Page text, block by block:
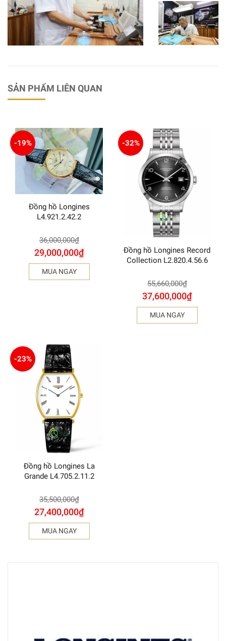
SẢN PHẨM LIÊN QUAN
-19%
Đồng hồ Longines
L4.921.2.42.2
36,000,000₫
29,000,000₫
MUA NGAY
-32%
Đồng hồ Longines Record
Collection L2.820.4.56.6
55,660,000₫
37,600,000₫
MUA NGAY
-23%
Đồng hồ Longines La
Grande L4.705.2.11.2
35,500,000₫
27,400,000₫
MUA NGAY